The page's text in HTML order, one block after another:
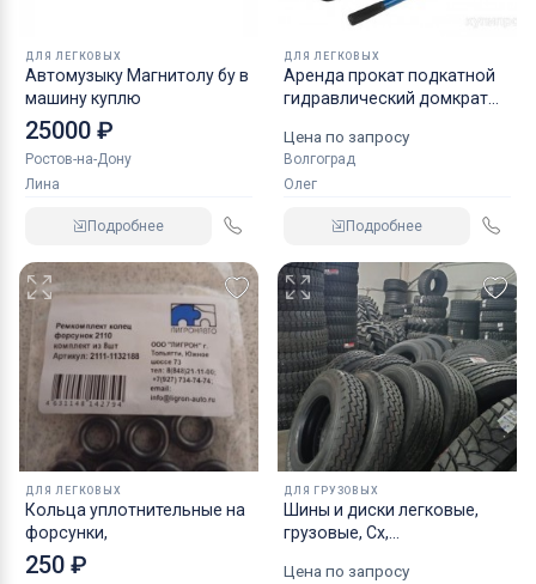
ДЛЯ ЛЕГКОВЫХ
Автомузыку Магнитолу бу в
машину куплю
25000 ₽
Ростов-на-Дону
Лина
Подробнее
ДЛЯ ЛЕГКОВЫХ
Аренда прокат подкатной
гидравлический домкрат
Цена по запросу
Волгоград
Олег
Подробнее
ДЛЯ ЛЕГКОВЫХ
Кольца уплотнительные на
форсунки,
250 ₽
ДЛЯ ГРУЗОВЫХ
Шины и диски легковые,
грузовые, Сх,
Цена по запросу